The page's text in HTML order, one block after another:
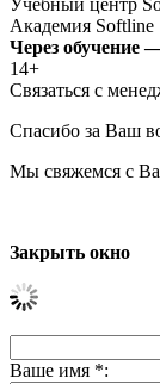
Академия Softline
Через обучение
14+
Связаться с
Спасибо за Ваш
Мы свяжемся с
Закрыть окно
Ваше имя *: